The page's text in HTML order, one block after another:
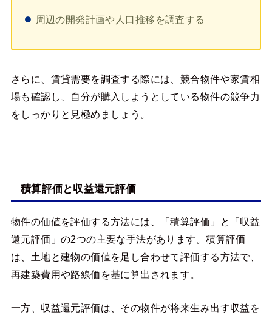
周辺の開発計画や人口推移を調査する
さらに、賃貸需要を調査する際には、競合物件や家賃相
場も確認し、自分が購入しようとしている物件の競争力
をしっかりと見極めましょう。
積算評価と収益還元評価
物件の価値を評価する方法には、「積算評価」と「収益
還元評価」の2つの主要な手法があります。積算評価
は、土地と建物の価値を足し合わせて評価する方法で、
再建築費用や路線価を基に算出されます。
一方、収益還元評価は、その物件が将来生み出す収益を